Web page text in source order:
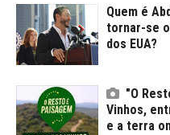
Quem é
tornar-se
dos EUA?
"O
Vinhos,
e a terra